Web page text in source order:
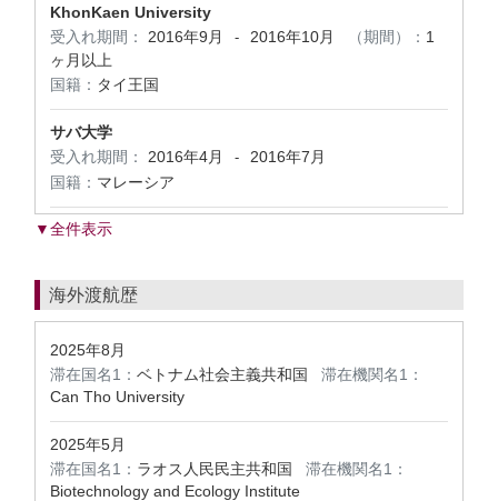
KhonKaen University
受入れ期間：
2016年9月 - 2016年10月 （期間）： 1
ヶ月以上
国籍： タイ王国
サバ大学
受入れ期間：
2016年4月 -
2016年7月
国籍： マレーシア
▼全件表示
海外渡航歴
2025年8月
滞在国名1： ベトナム社会主義共和国 滞在機関名1：
Can Tho University
2025年5月
滞在国名1： ラオス人民民主共和国 滞在機関名1：
Biotechnology and Ecology Institute